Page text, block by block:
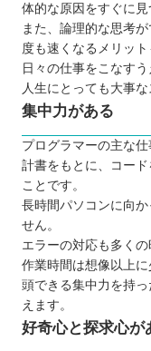
体的な原因をすぐに見
また、論理的な思考
度も速くなるメリット
日々の仕事をこなす
人生にとっても大事
集中力がある
プログラマーの主な
計書をもとに、コー
ことです。
長時間パソコンに向
せん。
エラーの対応も多く
作業時間は想像以上
頭できる集中力を持
えます。
好奇心と探求心が